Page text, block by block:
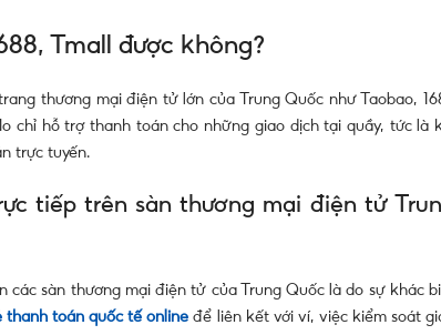
Tmall được không?
thương mại điện tử lớn của Trung Quốc như Taobao,
chỉ hỗ trợ thanh toán cho những giao dịch tại quầy, tức là
trực tuyến.
tiếp trên sàn thương mại điện tử
sàn thương mại điện tử của Trung Quốc là do sự khác
thanh toán quốc tế online để liên kết với ví, việc kiểm soát